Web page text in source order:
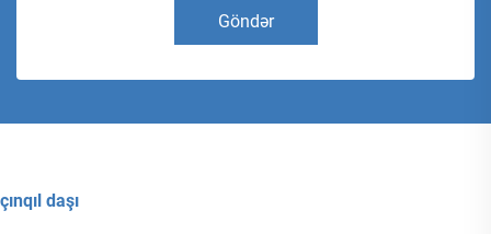
Göndər
çınqıl daşı